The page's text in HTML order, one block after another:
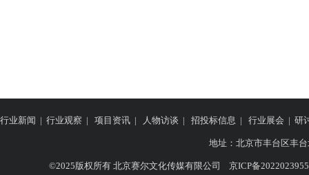
地址： 北京市丰台区丰
©2025版权所有 北京赛尔文化传媒有限公司 京ICP备
行业新闻 | 行业观察 | 项目资讯 | 人物访谈 | 招投标信息 | 行业展会 | 研